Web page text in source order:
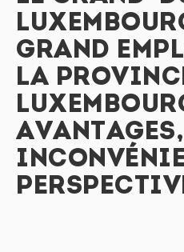
GRAND
LA
AVANTAGES,